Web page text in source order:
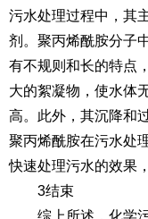
污水处理过程中，其
剂。聚丙烯酰胺分子
有不规则和长的特点
大的絮凝物，使水体
高。此外，其沉降和
聚丙烯酰胺在污水处
快速处理污水的效果
3结束
综上所述，化学